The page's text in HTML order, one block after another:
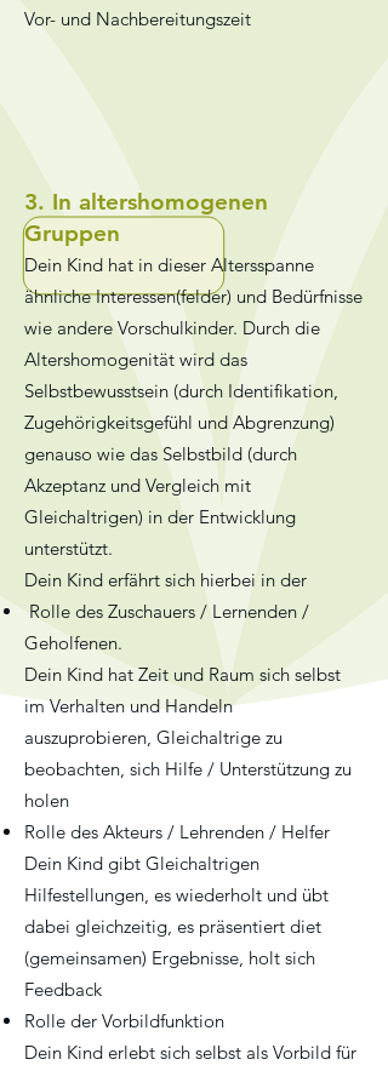
Vor- und Nachbereitungszeit
3. In altershomogenen
Gruppen
Dein Kind hat in dieser Altersspanne
ähnliche Interessen(felder) und Bedürfnisse
wie andere Vorschulkinder. Durch die
Altershomogenität wird das
Selbstbewusstsein (durch Identifikation,
Zugehörigkeitsgefühl und Abgrenzung)
genauso wie das Selbstbild (durch
Akzeptanz und Vergleich mit
Gleichaltrigen) in der Entwicklung
unterstützt.
Dein Kind erfährt sich hierbei in der
Rolle des Zuschauers / Lernenden /
Geholfenen.
Dein Kind hat Zeit und Raum sich selbst
im Verhalten und Handeln
auszuprobieren, Gleichaltrige zu
beobachten, sich Hilfe / Unterstützung zu
holen
Rolle des Akteurs / Lehrenden / Helfer
Dein Kind gibt Gleichaltrigen
Hilfestellungen, es wiederholt und übt
dabei gleichzeitig, es präsentiert diet
(gemeinsamen) Ergebnisse, holt sich
Feedback
Rolle der Vorbildfunktion
Dein Kind erlebt sich selbst als Vorbild für